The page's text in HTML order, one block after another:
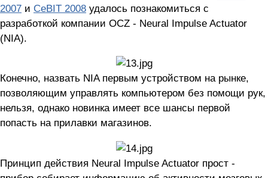
2007 и CeBIT 2008 удалось познакомиться с
разработкой компании OCZ - Neural Impulse Actuator
(NIA).
Конечно, назвать NIA первым устройством на рынке,
позволяющим управлять компьютером без помощи рук,
нельзя, однако новинка имеет все шансы первой
попасть на прилавки магазинов.
Принцип действия Neural Impulse Actuator прост -